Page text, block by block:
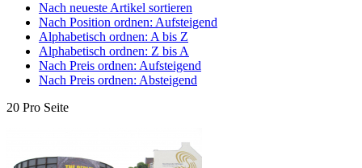
Nach neueste Artikel sortieren
Nach Position ordnen: Aufsteigend
Alphabetisch ordnen: A bis Z
Alphabetisch ordnen: Z bis A
Nach Preis ordnen: Aufsteigend
Nach Preis ordnen: Absteigend
20 Pro Seite